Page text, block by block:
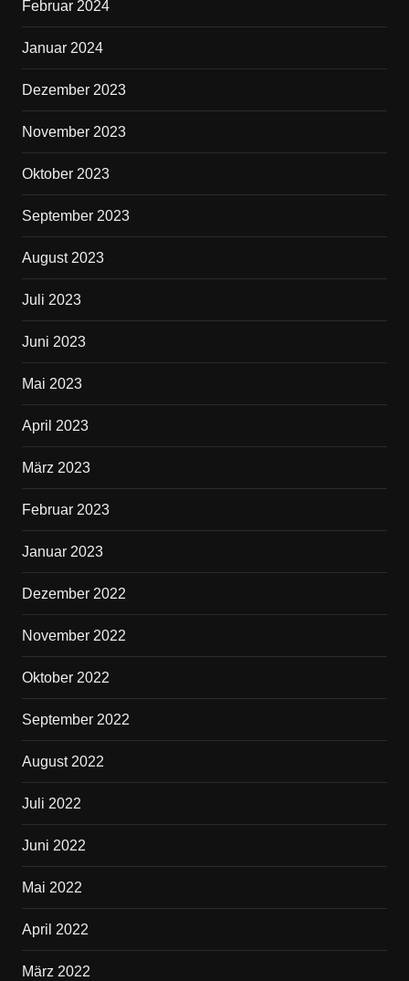
Februar 2024
Januar 2024
Dezember 2023
November 2023
Oktober 2023
September 2023
August 2023
Juli 2023
Juni 2023
Mai 2023
April 2023
März 2023
Februar 2023
Januar 2023
Dezember 2022
November 2022
Oktober 2022
September 2022
August 2022
Juli 2022
Juni 2022
Mai 2022
April 2022
März 2022